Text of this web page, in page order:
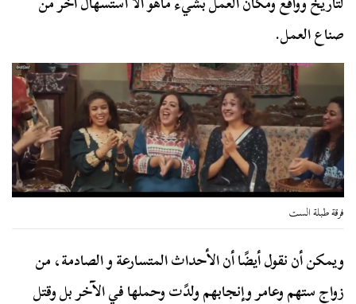
صناع العمل.
فرقة طبلة الست
ويمكن أن نقول أيضًا أن الأحداث المتسارعة و الصادمة، من
زواج ستهم وعامر وإنجابهم ولدًت وحملها في الآخر بل وقتل